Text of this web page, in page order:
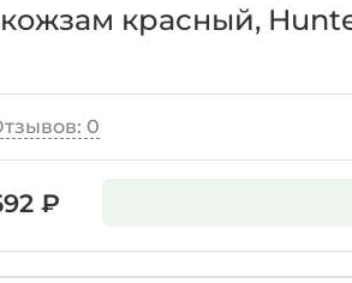
красный,
0
₽